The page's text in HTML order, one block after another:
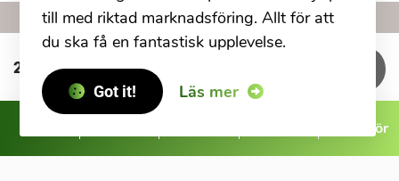
Tillbehör
249 kr
Copyright 2026 msale
till med riktad marknadsföring. Allt för att
du ska få en fantastisk upplevelse.
Got it! Läs mer